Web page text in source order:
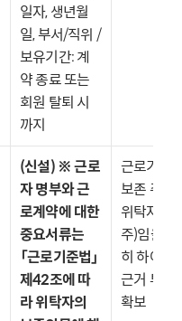
일자, 생년월
일, 부서/직위 /
보유기간: 계
약 종료 또는
회원 탈퇴 시
까지
(신설) ※ 근로
자 명부와 근
로계약에 대한
중요서류는
「근로기준법」
제42조에 따
라 위탁자의
근로기준
보존 주체
위탁자(고
주)임을 명
히 하여 처
근거 투명
확보